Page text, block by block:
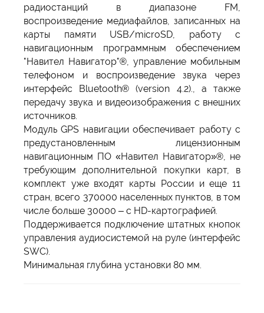
радиостанций в диапазоне FM,
воспроизведение медиафайлов, записанных на
карты памяти USB/microSD, работу с
навигационным программным обеспечением
"Навител Навигатор"®, управление мобильным
телефоном и воспроизведение звука через
интерфейс Bluetooth® (version 4.2)., а также
передачу звука и видеоизображения с внешних
источников.
Модуль GPS навигации обеспечивает работу c
предустановленным лицензионным
навигационным ПО «Навител Навигатор»®, не
требующим дополнительной покупки карт, в
комплект уже входят карты России и еще 11
стран, всего 370000 населенных пунктов, в том
числе больше 30000 – с HD-картографией.
Поддерживается подключение штатных кнопок
управления аудиосистемой на руле (интерфейс
SWC).
Минимальная глубина установки 80 мм.